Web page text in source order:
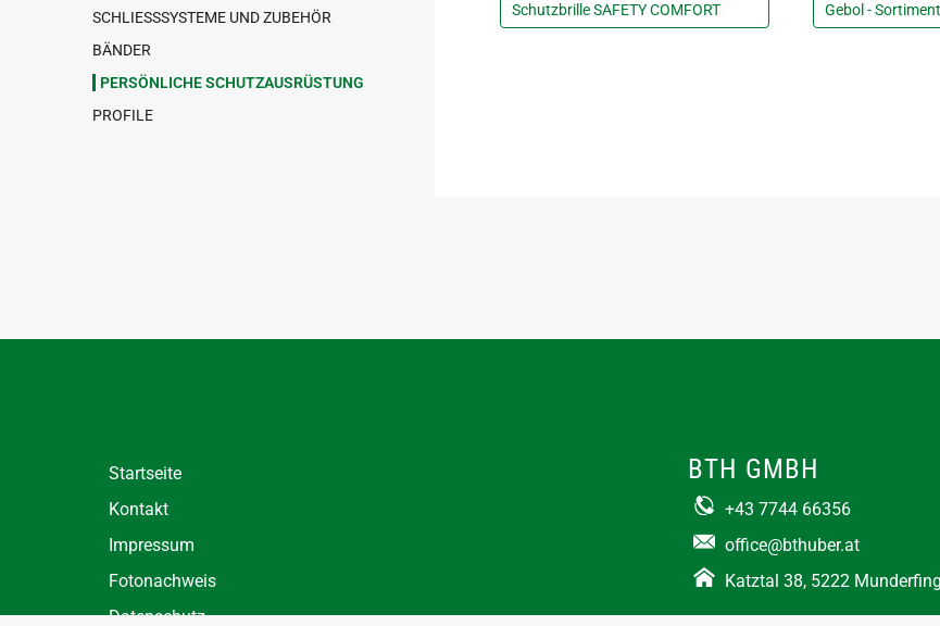
SCHLIESSSYSTEME UND ZUBEHÖR
BÄNDER
PERSÖNLICHE SCHUTZAUSRÜSTUNG
PROFILE
Schutzbrille SAFETY COMFORT Gebol - Sortiment
Startseite
Kontakt
Impressum
Fotonachweis
Datenschutz
BTH GMBH
+43 7744 66356
office@bthuber.at​
Katztal 38, 5222 Munderfing